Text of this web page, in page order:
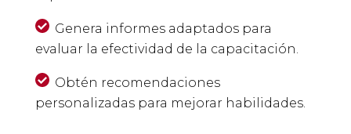
Genera informes adaptados para
evaluar la efectividad de la capacitación.
Obtén recomendaciones
personalizadas para mejorar habilidades.